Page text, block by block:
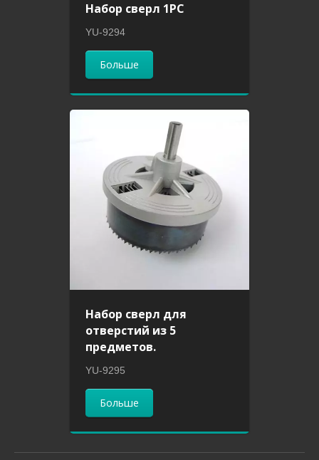
Набор сверл 1PC
YU-9294
Больше
Набор сверл для
отверстий из 5
предметов.
YU-9295
Больше